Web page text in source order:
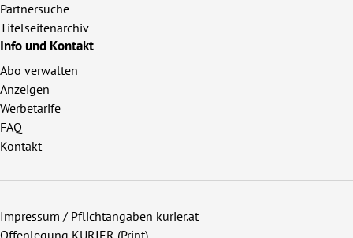
Partnersuche
Titelseitenarchiv
Info und Kontakt
Abo verwalten
Anzeigen
Werbetarife
FAQ
Kontakt
Impressum / Pflichtangaben kurier.at